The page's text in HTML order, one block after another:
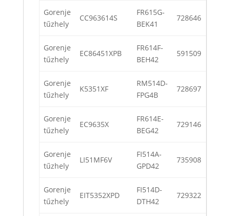
Gorenje
tűzhely
CC963614S
FR615G-
BEK41
728646
Gorenje
tűzhely
EC86451XPB
FR614F-
BEH42
591509
Gorenje
tűzhely
K5351XF
RM514D-
FPG4B
728697
Gorenje
tűzhely
EC9635X
FR614E-
BEG42
729146
Gorenje
tűzhely
LI51MF6V
FI514A-
GPD42
735908
Gorenje
tűzhely
EIT5352XPD
FI514D-
DTH42
729322